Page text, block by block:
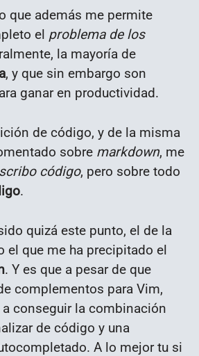
que además me permite
el problema de los
la mayoría de
, y que sin embargo son
ganar en productividad.
de código, y de la misma
sobre markdown, me
código, pero sobre todo
.
quizá este punto, el de la
el que me ha precipitado el
. Y es que a pesar de que
complementos para Vim,
a conseguir la combinación
de código y una
A lo mejor tu si